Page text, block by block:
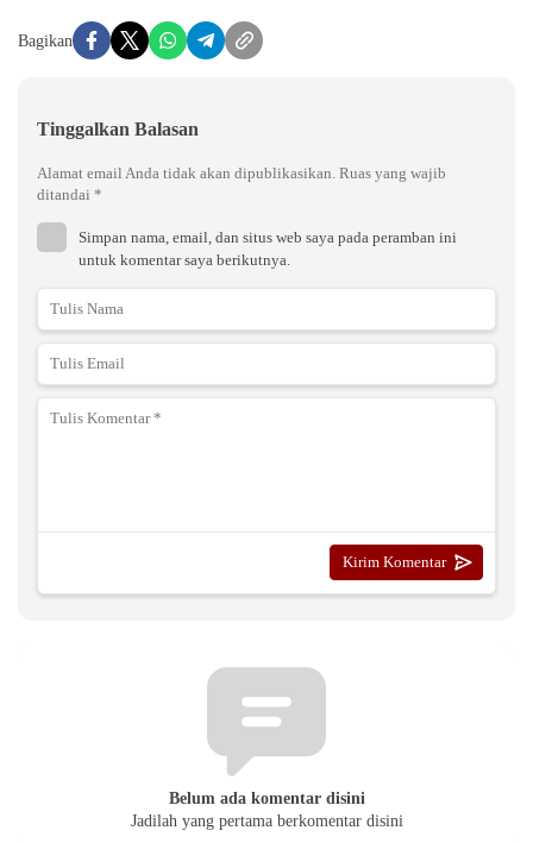
Bagikan
Tinggalkan Balasan
Alamat email Anda tidak akan dipublikasikan. Ruas yang wajib
ditandai *
Simpan nama, email, dan situs web saya pada peramban ini
untuk komentar saya berikutnya.
Belum ada komentar disini
Jadilah yang pertama berkomentar disini